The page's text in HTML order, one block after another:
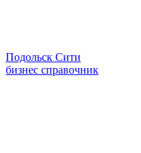
Подольск Сити
бизнес справочник